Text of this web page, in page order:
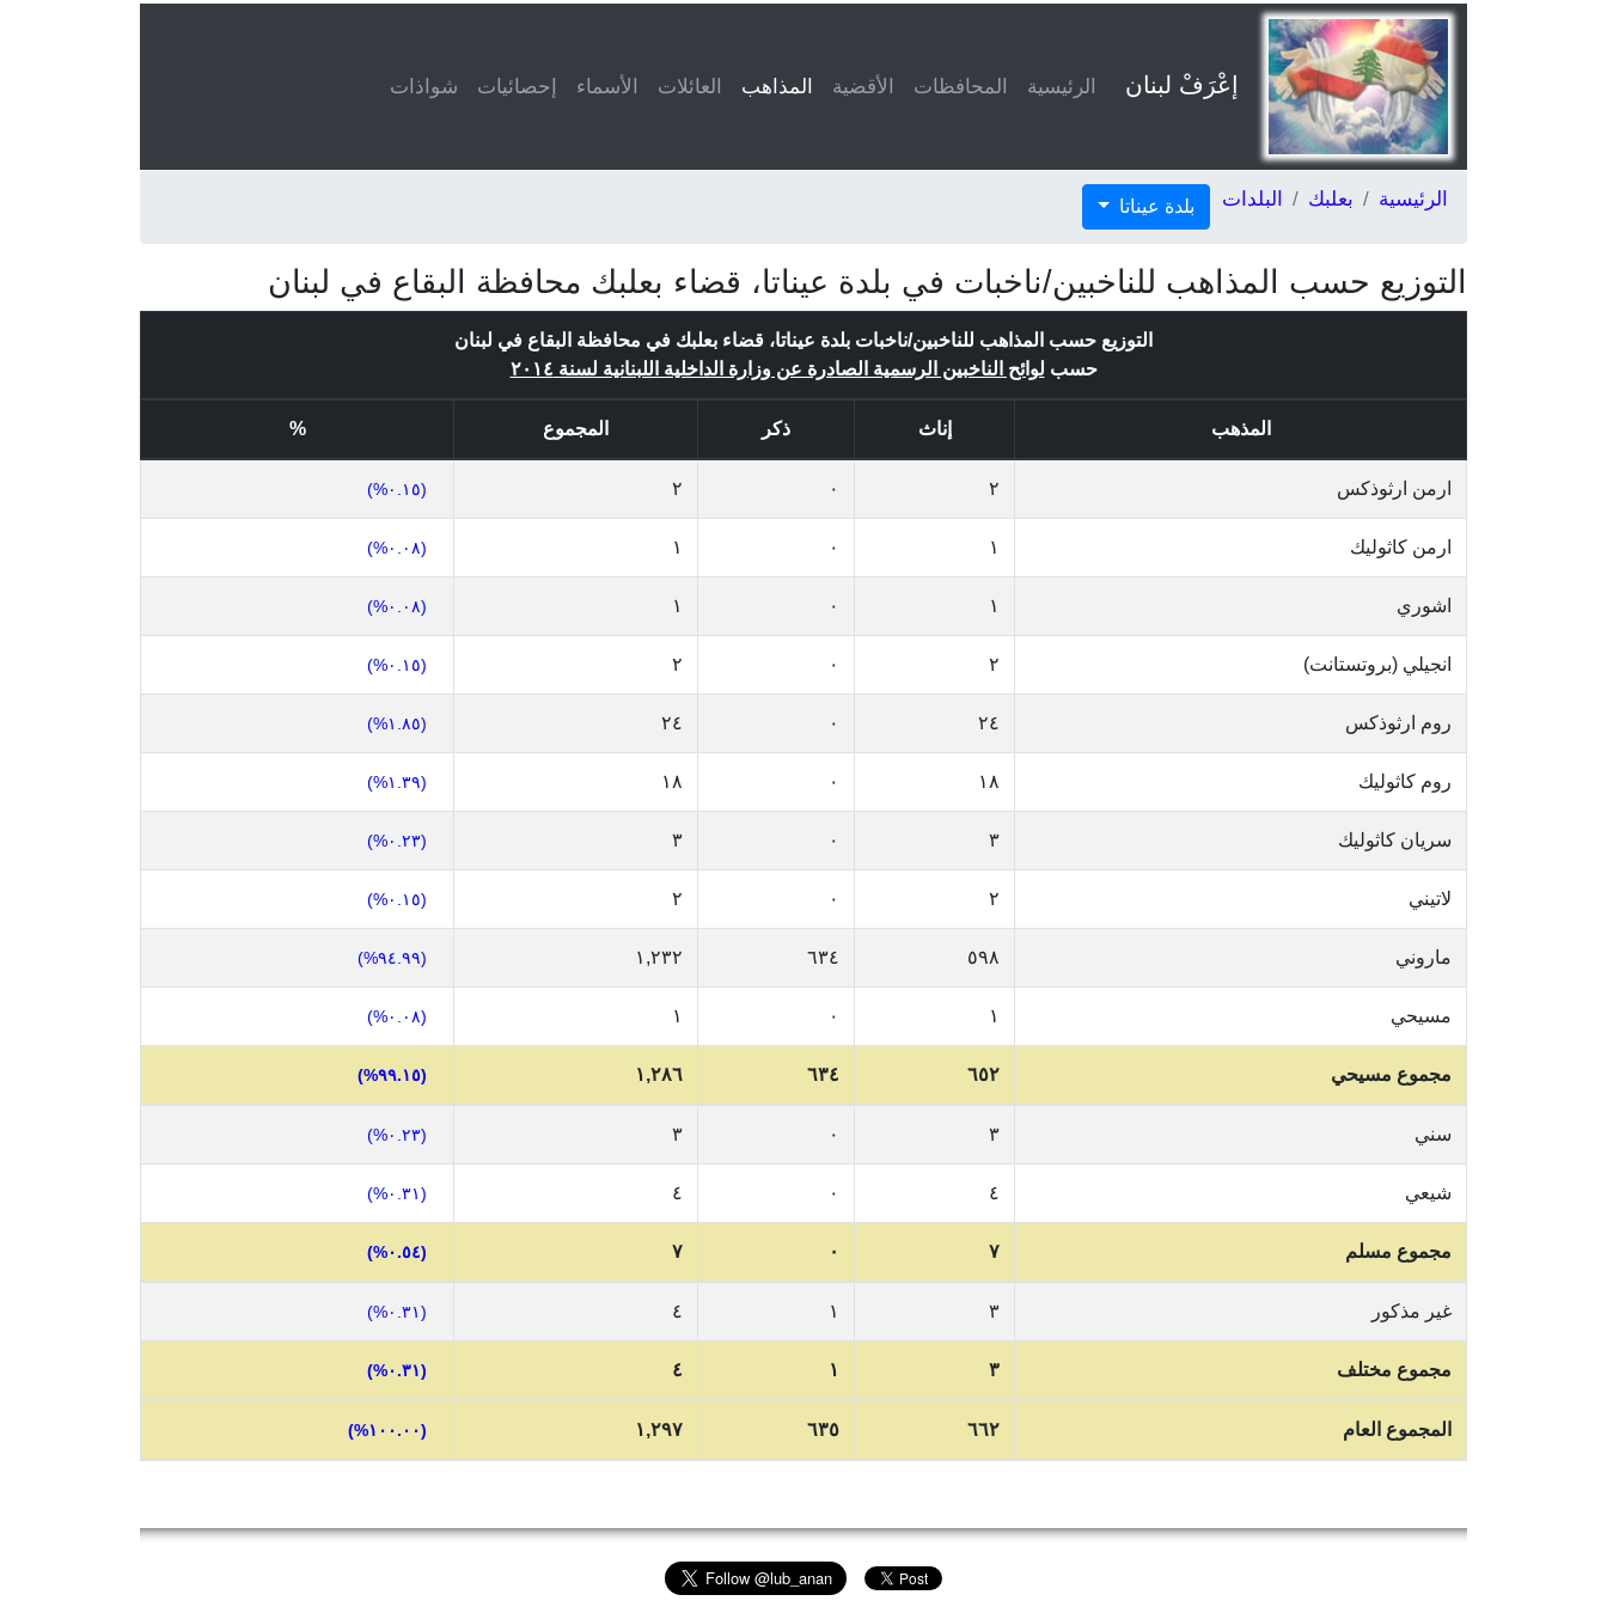
إعْرَفْ لبنان الرئيسية المحافظات الأقضية المذاهب العائلات الأسماء إحصائيات شواذات
الرئيسية بعلبك البلدات بلدة عيناتا
التوزيع حسب المذاهب للناخبين/ناخبات في بلدة عيناتا، قضاء بعلبك محافظة البقاع في لبنان
التوزيع حسب المذاهب للناخبين/ناخبات بلدة عيناتا، قضاء بعلبك في محافظة البقاع في لبنان
حسب لوائح الناخبين الرسمية الصادرة عن وزارة الداخلية اللبنانية لسنة ٢٠١٤
المذهب إناث ذكر المجموع %
ارمن ارثوذكس ٢ ٠ ٢ (٠.١٥%)
ارمن كاثوليك ١ ٠ ١ (٠.٠٨%)
اشوري ١ ٠ ١ (٠.٠٨%)
انجيلي (بروتستانت) ٢ ٠ ٢ (٠.١٥%)
روم ارثوذكس ٢٤ ٠ ٢٤ (١.٨٥%)
روم كاثوليك ١٨ ٠ ١٨ (١.٣٩%)
سريان كاثوليك ٣ ٠ ٣ (٠.٢٣%)
لاتيني ٢ ٠ ٢ (٠.١٥%)
ماروني ٥٩٨ ٦٣٤ ١,٢٣٢ (٩٤.٩٩%)
مسيحي ١ ٠ ١ (٠.٠٨%)
مجموع مسيحي ٦٥٢ ٦٣٤ ١,٢٨٦ (٩٩.١٥%)
سني ٣ ٠ ٣ (٠.٢٣%)
شيعي ٤ ٠ ٤ (٠.٣١%)
مجموع مسلم ٧ ٠ ٧ (٠.٥٤%)
غير مذكور ٣ ١ ٤ (٠.٣١%)
مجموع مختلف ٣ ١ ٤ (٠.٣١%)
المجموع العام ٦٦٢ ٦٣٥ ١,٢٩٧ (١٠٠.٠٠%)